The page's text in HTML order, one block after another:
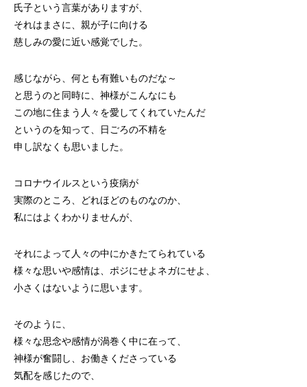
氏子という言葉がありますが、
それはまさに、親が子に向ける
慈しみの愛に近い感覚でした。
感じながら、何とも有難いものだな～
と思うのと同時に、神様がこんなにも
この地に住まう人々を愛してくれていたんだ
というのを知って、日ごろの不精を
申し訳なくも思いました。
コロナウイルスという疫病が
実際のところ、どれほどのものなのか、
私にはよくわかりませんが、
それによって人々の中にかきたてられている
様々な思いや感情は、ポジにせよネガにせよ、
小さくはないように思います。
そのように、
様々な思念や感情が渦巻く中に在って、
神様が奮闘し、お働きくださっている
気配を感じたので、